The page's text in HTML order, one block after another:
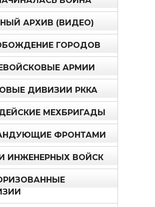
АРХИВ (ВИДЕО)
ГОРОДОВ
АРМИИ
ДИВИЗИИ РККА
МЕХБРИГАДЫ
ФРОНТАМИ
ИНЖЕНЕРНЫХ ВОЙСК